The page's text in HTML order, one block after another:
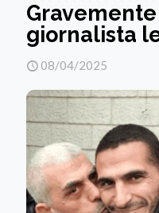
giornalista
08/04/2025